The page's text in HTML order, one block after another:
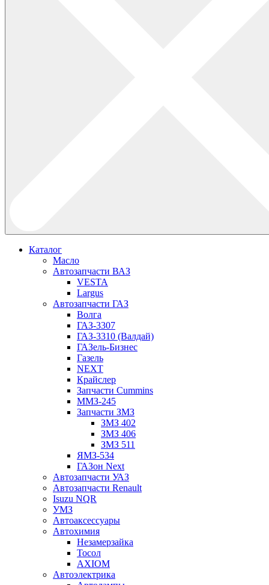
Каталог
Масло
Автозапчасти ВАЗ
VESTA
Largus
Автозапчасти ГАЗ
Волга
ГАЗ-3307
ГАЗ-3310 (Валдай)
ГАЗель-Бизнес
Газель
NEXT
Крайслер
Запчасти Cummins
ММЗ-245
Запчасти ЗМЗ
ЗМЗ 402
ЗМЗ 406
ЗМЗ 511
ЯМЗ-534
ГАЗон Next
Автозапчасти УАЗ
Автозапчасти Renault
Isuzu NQR
УМЗ
Автоаксессуары
Автохимия
Незамерзайка
Тосол
AXIOM
Автоэлектрика